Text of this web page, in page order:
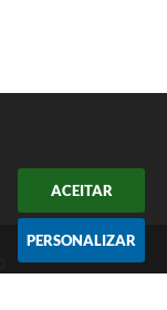
ACEITAR
PERSONALIZAR